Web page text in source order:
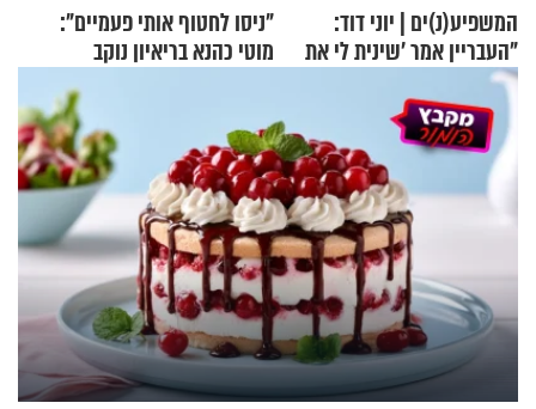
המשפיע(נ)ים | יוני דוד:
"העבריין אמר 'שינית לי את
החיים מהקצה אל הקצה'"
"ניסו לחטוף אותי פעמיים":
מוטי כהנא בריאיון נוקב